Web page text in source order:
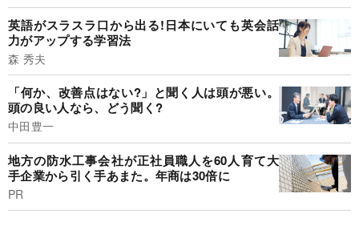
英語がスラスラ口から出る!日本にいても英会話
力がアップする学習法
森 秀夫
「何か、改善点はない?」と聞く人は頭が悪い。
頭の良い人なら、どう聞く?
中田豊一
地方の防水工事会社が正社員職人を60人育て大
手企業から引く手あまた。年商は30倍に
PR